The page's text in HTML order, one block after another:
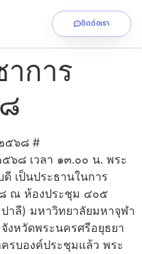
ติดต่อเรา
การ
๕๖๘ #
๘ เวลา ๑๓.๐๐ น. พระ
เป็นประธานในการ
ณ ห้องประชุม ๔๐๕
าลี) มหาวิทยาลัยมหาจุฬา
งหวัดพระนครศรีอยุธยา
รบองค์ประชุมแล้ว พระ